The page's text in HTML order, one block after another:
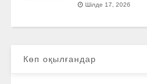
Шілде 17, 2026
Көп оқылғандар